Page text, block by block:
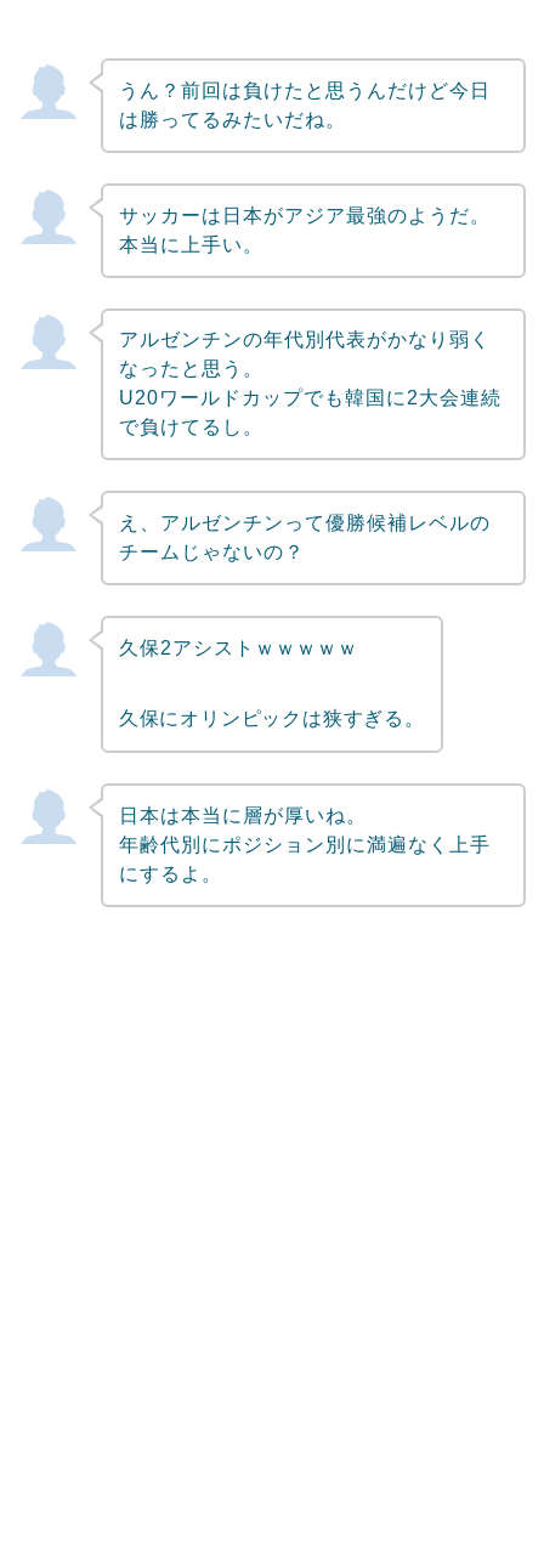
うん？前回は負けたと思うんだけど今日
は勝ってるみたいだね。
サッカーは日本がアジア最強のようだ。
本当に上手い。
アルゼンチンの年代別代表がかなり弱く
なったと思う。
U20ワールドカップでも韓国に2大会連続
で負けてるし。
え、アルゼンチンって優勝候補レベルの
チームじゃないの？
久保2アシストｗｗｗｗｗ
久保にオリンピックは狭すぎる。
日本は本当に層が厚いね。
年齢代別にポジション別に満遍なく上手
にするよ。